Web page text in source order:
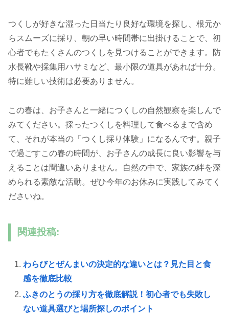
つくしが好きな湿った日当たり良好な環境を探し、根元か
らスムーズに採り、朝の早い時間帯に出掛けることで、初
心者でもたくさんのつくしを見つけることができます。防
水長靴や採集用ハサミなど、最小限の道具があれば十分。
特に難しい技術は必要ありません。
この春は、お子さんと一緒につくしの自然観察を楽しんで
みてください。採ったつくしを料理して食べるまで含め
て、それが本当の「つくし採り体験」になるんです。親子
で過ごすこの春の時間が、お子さんの成長に良い影響を与
えることは間違いありません。自然の中で、家族の絆を深
められる素敵な活動。ぜひ今年のお休みに実践してみてく
ださいね。
関連投稿:
わらびとぜんまいの決定的な違いとは？見た目と食
感を徹底比較
ふきのとうの採り方を徹底解説！初心者でも失敗し
ない道具選びと場所探しのポイント